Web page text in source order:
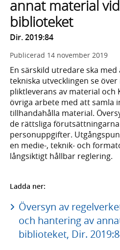
annat material
biblioteket
Dir. 2019:84
Publicerad 14 november 2019
En särskild utredare ska
tekniska utvecklingen se
pliktleverans av material och
övriga arbete med att samla
tillhandahålla material.
de rättsliga
personuppgifter.
en medie-, teknik- och
långsiktigt hållbar reglering.
Ladda ner:
Översyn av
och hantering av
biblioteket, Dir.